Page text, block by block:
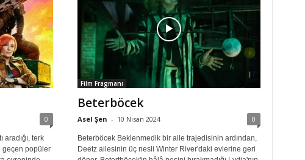
0
aradığı, terk
geçen popüler
Film Fragmanı
Beterböcek
Asel Şen - 10 Nisan 2024 0
Beterböcek Beklenmedik bir aile trajedisinin ardından,
Deetz ailesinin üç nesli Winter River'daki evlerine geri